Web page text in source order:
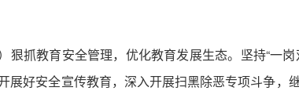
）狠抓教育安全管理，优化教育发展生态。坚持“
展好安全宣传教育，深入开展扫黑除恶专项斗争，